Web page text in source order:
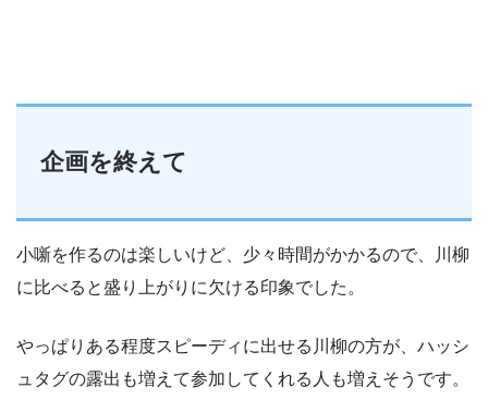
企画を終えて
小噺を作るのは楽しいけど、少々時間がかかるので、川柳
に比べると盛り上がりに欠ける印象でした。
やっぱりある程度スピーディに出せる川柳の方が、ハッシ
ュタグの露出も増えて参加してくれる人も増えそうです。